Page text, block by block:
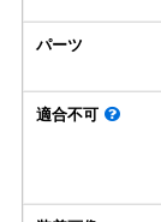
パーツ
適合不可